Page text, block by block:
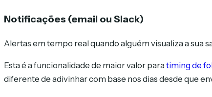
Notificações (email ou Slack)
Alertas em tempo real quando alguém visualiza a sua
Esta é a funcionalidade de maior valor paratiming de
diferente de adivinhar com base nos dias desde que